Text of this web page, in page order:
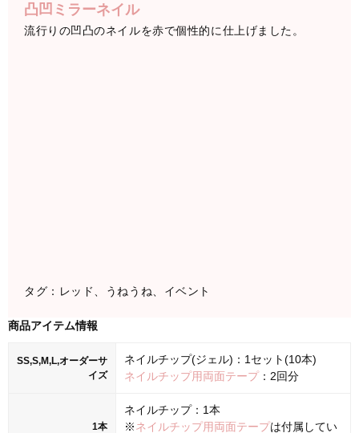
凸凹ミラーネイル
流行りの凹凸のネイルを赤で個性的に仕上げました。
タグ：レッド、うねうね、イベント
商品アイテム情報
SS,S,M,L,オーダーサ
イズ
ネイルチップ(ジェル)：1セット(10本)
ネイルチップ用両面テープ：2回分
1本
ネイルチップ：1本
※ネイルチップ用両面テープは付属してい